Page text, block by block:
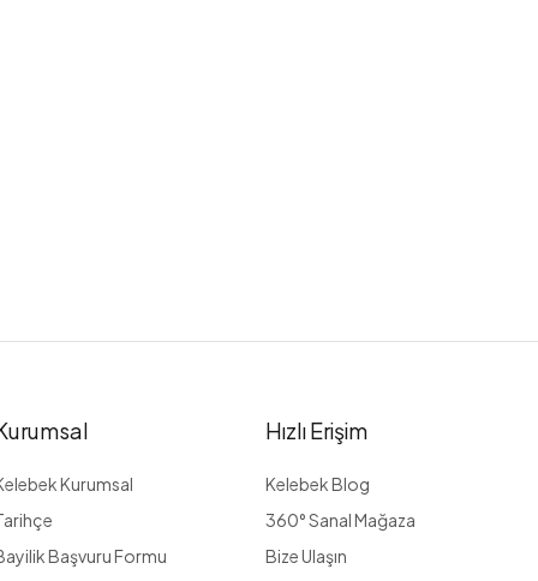
Kurumsal
Başvuru Formu
Hızlı Erişim
Kelebek Blog
360° Sanal Mağaza
Bize Ulaşın